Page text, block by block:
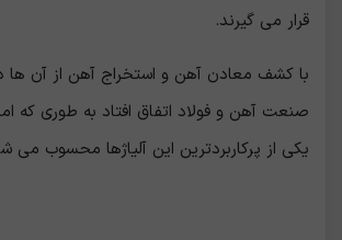
قرار می گیرند.
با کشف معادن آهن و استخراج آهن از آن ها
صنعت آهن و فولاد اتفاق افتاد به طوری که
یکی از پرکاربردترین این آلیاژها محسوب می